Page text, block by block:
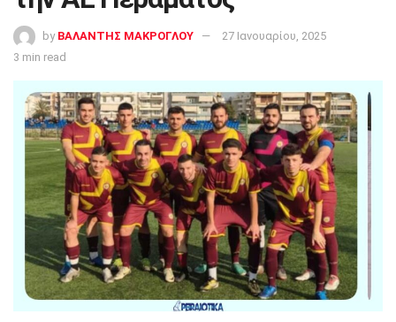
by ΒΑΛΑΝΤΗΣ ΜΑΚΡΟΓΛΟΥ
27 Ιανουαρίου, 2025
3 min read